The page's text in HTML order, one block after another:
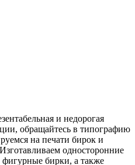
и недорогая
обращайтесь в типографию
на печати бирок и
односторонние
фигурные бирки, а также